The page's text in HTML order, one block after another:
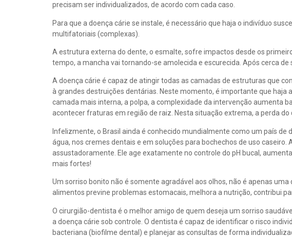
precisam ser individualizados, de acordo com cada caso.
Para que a doença cárie se instale, é necessário que haja o indivíduo
multifatoriais (complexas).
A estrutura externa do dente, o esmalte, sofre impactos desde os
tempo, a mancha vai tornando-se amolecida e escurecida. Após cerca
A doença cárie é capaz de atingir todas as camadas de estruturas que
à grandes destruições dentárias. Neste momento, é importante que
camada mais interna, a polpa, a complexidade da intervenção aumenta
acontecer fraturas em região de raiz. Nesta situação extrema, a perda
Infelizmente, o Brasil ainda é conhecido mundialmente como um país
água, nos cremes dentais e em soluções para bochechos de uso
assustadoramente. Ele age exatamente no controle do pH bucal,
mais fortes!
Um sorriso bonito não é somente agradável aos olhos, não é apenas
alimentos previne problemas estomacais, melhora a nutrição, contribui
O cirurgião-dentista é o melhor amigo de quem deseja um sorriso
a doença cárie sob controle. O dentista é capaz de identificar o risco
bacteriana (biofilme dental) e planejar as consultas de forma